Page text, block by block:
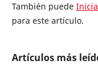
También puede
para este artículo.
Artículos más